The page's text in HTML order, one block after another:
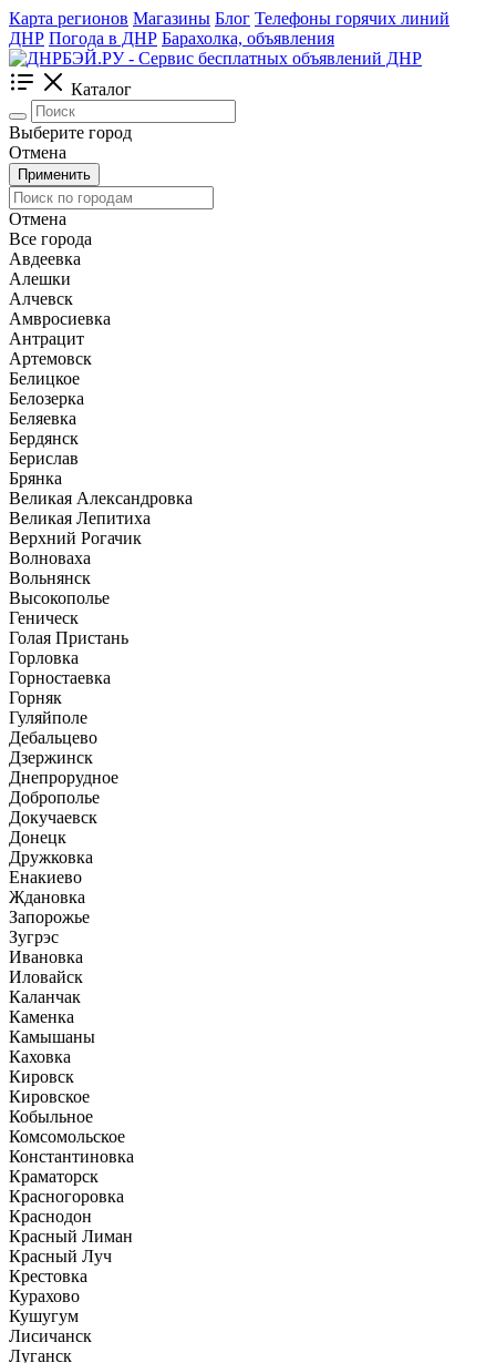
Карта регионов Магазины Блог Телефоны горячих линий
ДНР Погода в ДНР Барахолка, объявления
Каталог
Выберите город
Отмена
Применить
Отмена
Все города
Авдеевка
Алешки
Алчевск
Амвросиевка
Антрацит
Артемовск
Белицкое
Белозерка
Беляевка
Бердянск
Берислав
Брянка
Великая Александровка
Великая Лепитиха
Верхний Рогачик
Волноваха
Вольнянск
Высокополье
Геническ
Голая Пристань
Горловка
Горностаевка
Горняк
Гуляйполе
Дебальцево
Дзержинск
Днепрорудное
Доброполье
Докучаевск
Донецк
Дружковка
Енакиево
Ждановка
Запорожье
Зугрэс
Ивановка
Иловайск
Каланчак
Каменка
Камышаны
Каховка
Кировск
Кировское
Кобыльное
Комсомольское
Константиновка
Краматорск
Красногоровка
Краснодон
Красный Лиман
Красный Луч
Крестовка
Курахово
Кушугум
Лисичанск
Луганск